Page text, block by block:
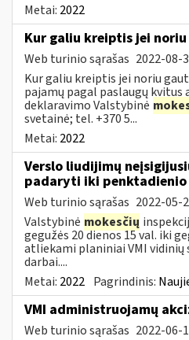
Metai: 2022
Kur galiu kreiptis jei
Web turinio sąrašas 2022-08-
Kur galiu kreiptis jei noriu
pajamų pagal paslaugų
deklaravimo Valstybinė
svetainė; tel. +370 5...
Metai: 2022
Verslo liudijimų
padaryti iki
Web turinio sąrašas 2022-05-
Valstybinė mokesčių
gegužės 20 dienos 15 val. iki
atliekami planiniai VMI
darbai....
Metai: 2022 Pagrindinis:
VMI administruojamų
Web turinio sąrašas 2022-06-